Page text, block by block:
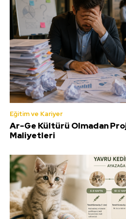
Eğitim ve Kariyer
Ar-Ge Kültürü Olmadan
Maliyetleri